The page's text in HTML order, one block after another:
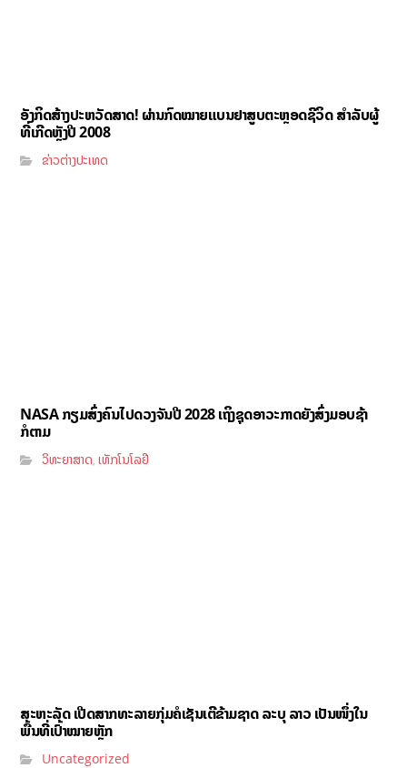
ອັງກິດສ້າງປະຫວັດສາດ! ຜ່ານກົດໝາຍແບນຢາສູບຕະຫຼອດຊີວິດ ສຳລັບຜູ້
ທີ່ເກີດຫຼັງປີ 2008
ຂ່າວຕ່າງປະເທດ
NASA ກຽມສົ່ງຄົນໄປດວງຈັນປີ 2028 ເຖິງຊຸດອາວະກາດຍັງສົ່ງມອບຊ້າ
ກໍຕາມ
ວິທະຍາສາດ,ເທັກໂນໂລຢີ
ສະຫະລັດ ເປີດສາກທະລາຍກຸ່ມຄໍເຊັນເຕີຂ້າມຊາດ ລະບຸ ລາວ ເປັນໜຶ່ງໃນ
ພື້ນທີ່ເປົ້າໝາຍຫຼັກ
Uncategorized